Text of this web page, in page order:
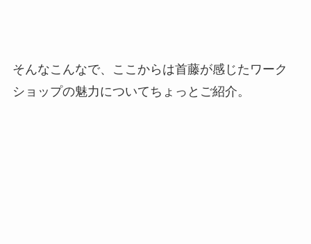
そんなこんなで、ここからは首藤が感じたワーク
ショップの魅力についてちょっとご紹介。